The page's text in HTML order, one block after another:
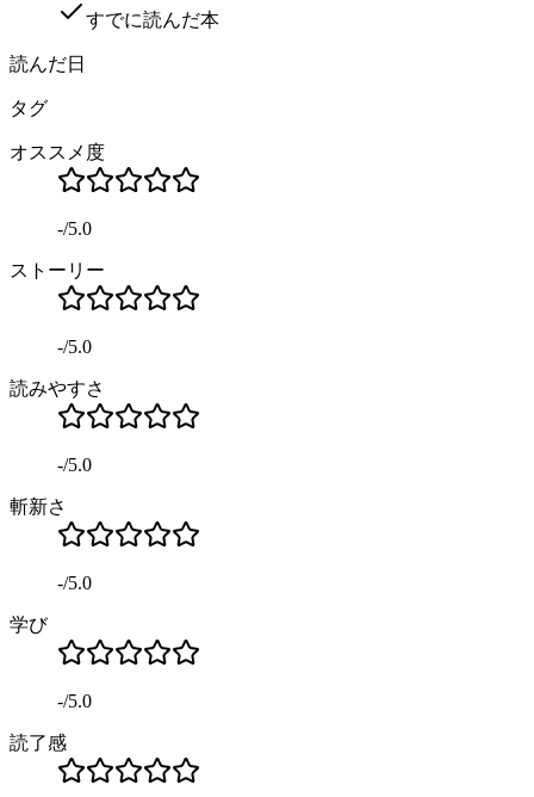
すでに読んだ本
読んだ日
タグ
オススメ度
-/5.0
ストーリー
-/5.0
読みやすさ
-/5.0
斬新さ
-/5.0
学び
-/5.0
読了感